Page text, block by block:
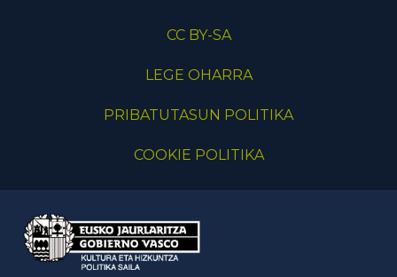
CC BY-SA
LEGE OHARRA
PRIBATUTASUN POLITIKA
COOKIE POLITIKA